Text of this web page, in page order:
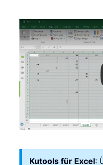
Kutools für Excel: